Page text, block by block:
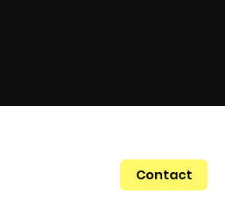
Contact